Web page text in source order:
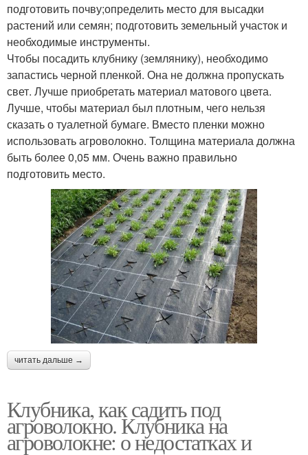
подготовить почву;определить место для высадки
растений или семян; подготовить земельный участок и
необходимые инструменты.
Чтобы посадить клубнику (землянику), необходимо
запастись черной пленкой. Она не должна пропускать
свет. Лучше приобретать материал матового цвета.
Лучше, чтобы материал был плотным, чего нельзя
сказать о туалетной бумаге. Вместо пленки можно
использовать агроволокно. Толщина материала должна
быть более 0,05 мм. Очень важно правильно
подготовить место.
читать дальше →
Клубника, как садить под
агроволокно. Клубника на
агроволокне: о недостатках и